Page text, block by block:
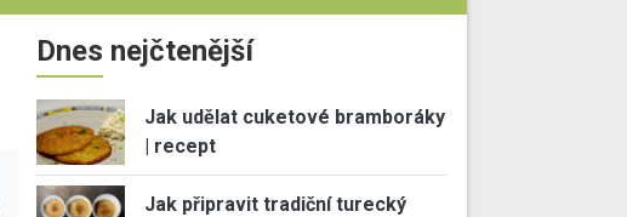
Dnes nejčtenější
Jak udělat cuketové bramboráky
| recept
Jak připravit tradiční turecký